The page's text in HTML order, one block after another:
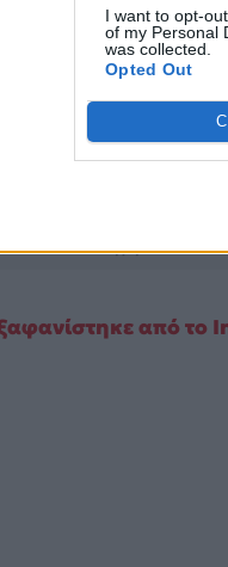
I want to opt-
of my Personal
was collected.
Opted Out
Πηγή: ΑΠΕ-
από το